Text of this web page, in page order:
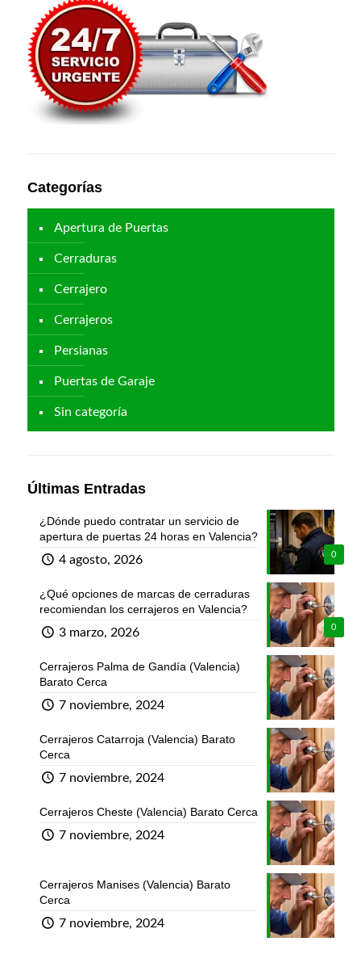
Categorías
Apertura de Puertas
Cerraduras
Cerrajero
Cerrajeros
Persianas
Puertas de Garaje
Sin categoría
Últimas Entradas
0
¿Dónde puedo contratar un servicio de
apertura de puertas 24 horas en Valencia?
4 agosto, 2026
0
¿Qué opciones de marcas de cerraduras
recomiendan los cerrajeros en Valencia?
3 marzo, 2026
Cerrajeros Palma de Gandía (Valencia)
Barato Cerca
7 noviembre, 2024
Cerrajeros Catarroja (Valencia) Barato
Cerca
7 noviembre, 2024
Cerrajeros Cheste (Valencia) Barato Cerca
7 noviembre, 2024
Cerrajeros Manises (Valencia) Barato
Cerca
7 noviembre, 2024